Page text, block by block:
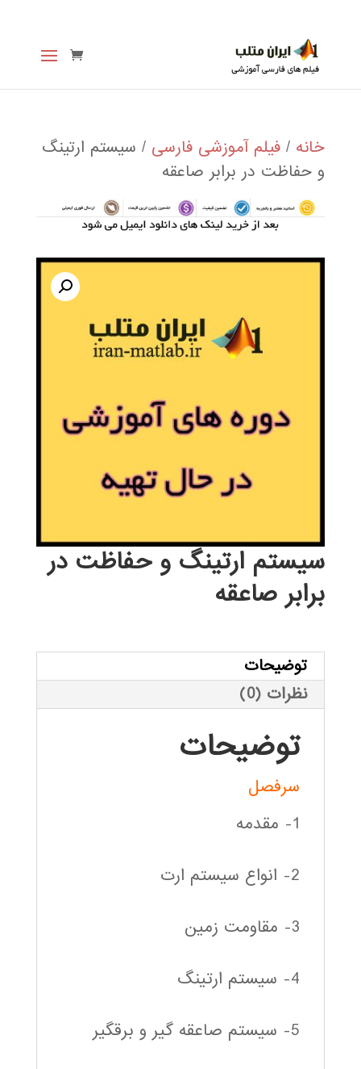
خانه / فیلم آموزشی فارسی / سیستم ارتينگ
و حفاظت در برابر صاعقه
سیستم ارتينگ و حفاظت در
برابر صاعقه
توضیحات
نظرات (0)
توضیحات
سرفصل
1- مقدمه
2- انواع سيستم ارت
3- مقاومت زمين
4- سيستم ارتينگ
5- سيستم صاعقه گير و برقگير